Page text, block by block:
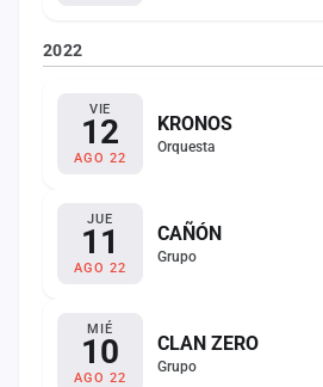
2022
VIE
12
AGO 22
KRONOS
Orquesta
JUE
11
AGO 22
CAÑÓN
Grupo
MIÉ
10
AGO 22
CLAN ZERO
Grupo